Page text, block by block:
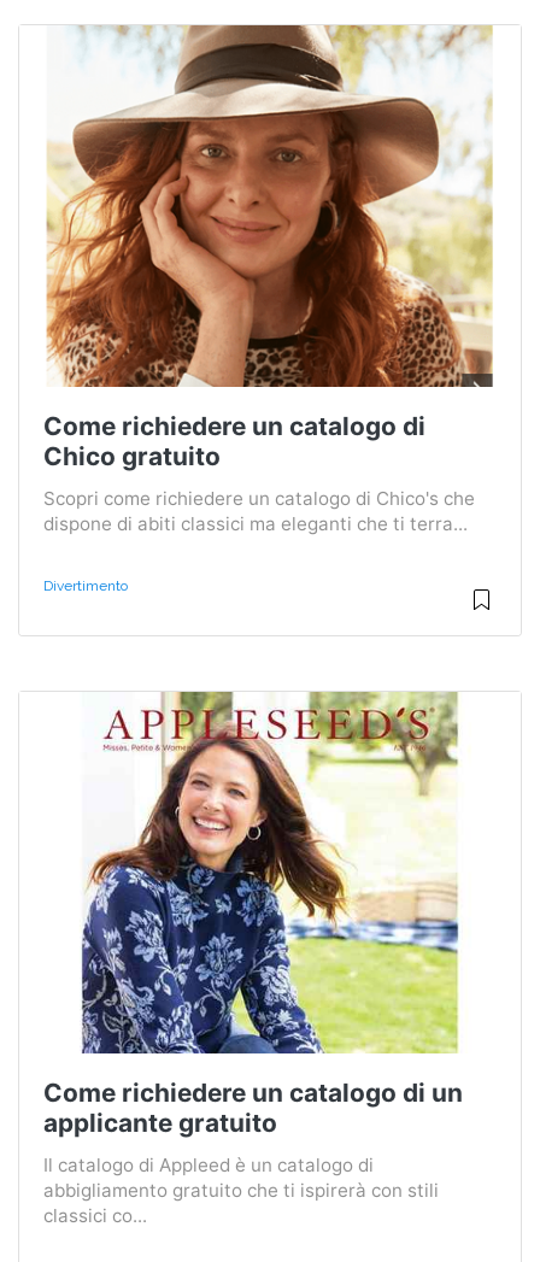
Come richiedere un catalogo di
Chico gratuito
Scopri come richiedere un catalogo di Chico's che
dispone di abiti classici ma eleganti che ti terra...
Divertimento
Come richiedere un catalogo di un
applicante gratuito
Il catalogo di Appleed è un catalogo di
abbigliamento gratuito che ti ispirerà con stili
classici co...